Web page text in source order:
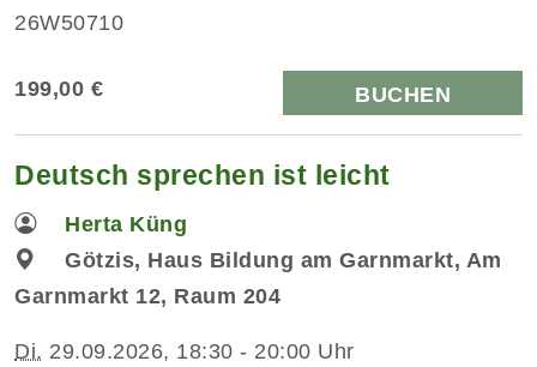
26W50710
199,00 € BUCHEN
Deutsch sprechen ist leicht
Herta Küng
Götzis, Haus Bildung am Garnmarkt, Am
Garnmarkt 12, Raum 204
Di. 29.09.2026, 18:30 - 20:00 Uhr